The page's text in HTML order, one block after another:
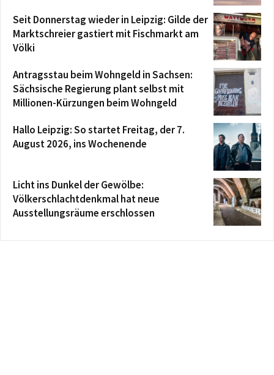
Seit Donnerstag wieder in Leipzig: Gilde der
Marktschreier gastiert mit Fischmarkt am
Völki
Antragsstau beim Wohngeld in Sachsen:
Sächsische Regierung plant selbst mit
Millionen-Kürzungen beim Wohngeld
Hallo Leipzig: So startet Freitag, der 7.
August 2026, ins Wochenende
Licht ins Dunkel der Gewölbe:
Völkerschlachtdenkmal hat neue
Ausstellungsräume erschlossen